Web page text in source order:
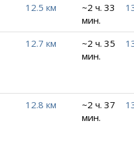
12.5 км
~2 ч. 33
мин.
12.7 км
~2 ч. 35
мин.
12.8 км
~2 ч. 37
мин.